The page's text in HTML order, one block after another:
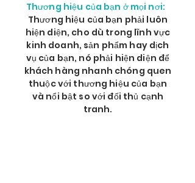
Thương hiệu của bạn ở mọi nơi:
Thương hiệu của bạn phải luôn
hiện diện, cho dù trong lĩnh vực
kinh doanh, sản phẩm hay dịch
vụ của bạn, nó phải hiện diện để
khách hàng nhanh chóng quen
thuộc với thương hiệu của bạn
và nổi bật so với đối thủ cạnh
tranh.